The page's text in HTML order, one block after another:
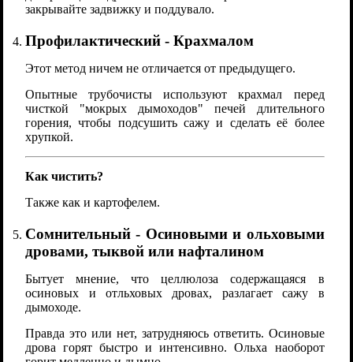
закрывайте задвижку и поддувало.
Профилактический - Крахмалом
Этот метод ничем не отличается от предыдущего.
Опытные трубочисты используют крахмал перед
чисткой "мокрых дымоходов" печей длительного
горения, чтобы подсушить сажу и сделать её более
хрупкой.
Как чистить?
Также как и картофелем.
Сомнительный - Осиновыми и ольховыми
дровами, тыквой или нафталином
Бытует мнение, что целлюлоза содержащаяся в
осиновых и отльховых дровах, разлагает сажу в
дымоходе.
Правда это или нет, затрудняюсь ответить. Осиновые
дрова горят быстро и интенсивно. Ольха наоборот